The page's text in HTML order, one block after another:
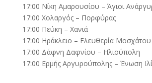
17:00 Νίκη Αμαρουσίου – Άγιοι
17:00 Χολαργός – Πορφύρας
17:00 Πεύκη – Χανιά
17:00 Ηράκλειο – Ελευθερία Μοσχάτου
17:00 Δάφνη Δαφνίου – Ηλιούπολη
17:00 Ερμής Αργυρούπολης – Ένωση